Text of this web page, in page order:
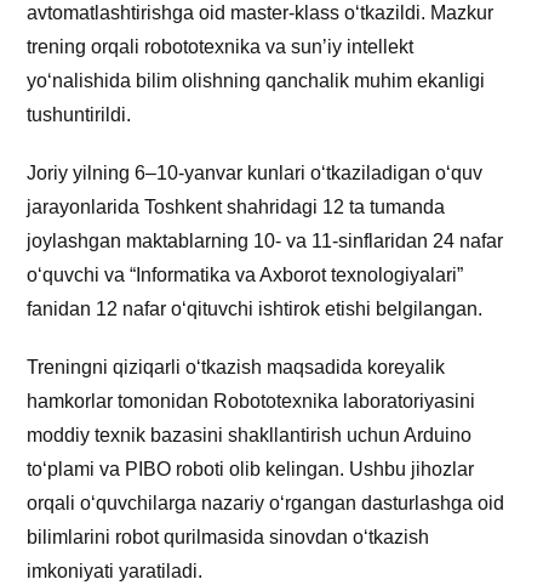
avtomatlashtirishga oid master-klass oʻtkazildi. Mazkur
trening orqali robototexnika va sunʼiy intellekt
yoʻnalishida bilim olishning qanchalik muhim ekanligi
tushuntirildi.
Joriy yilning 6–10-yanvar kunlari o‘tkaziladigan o‘quv
jarayonlarida Toshkent shahridagi 12 ta tumanda
joylashgan maktablarning 10- va 11-sinflaridan 24 nafar
oʻquvchi va “Informatika va Axborot texnologiyalari”
fanidan 12 nafar oʻqituvchi ishtirok etishi belgilangan.
Treningni qiziqarli oʻtkazish maqsadida koreyalik
hamkorlar tomonidan Robototexnika laboratoriyasini
moddiy texnik bazasini shakllantirish uchun Arduino
toʻplami va PIBO roboti olib kelingan. Ushbu jihozlar
orqali oʻquvchilarga nazariy oʻrgangan dasturlashga oid
bilimlarini robot qurilmasida sinovdan oʻtkazish
imkoniyati yaratiladi.